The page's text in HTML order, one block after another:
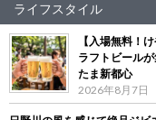
ライフスタイル
【入場無料！
ラフトビール
たま新都心
2026年8月7日